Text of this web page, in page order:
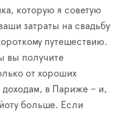
которую я советую
затраты на свадьбу
путешествию.
вы получите
от хороших
в Париже – и,
больше. Если